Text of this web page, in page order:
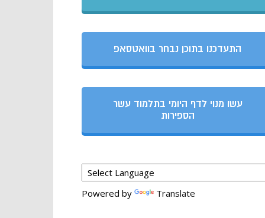
התעדכנו בתוכן נבחר בוואטסאפ
עשו מנוי לדף היומי בתלמוד עשר
הספירות
Powered by Translate